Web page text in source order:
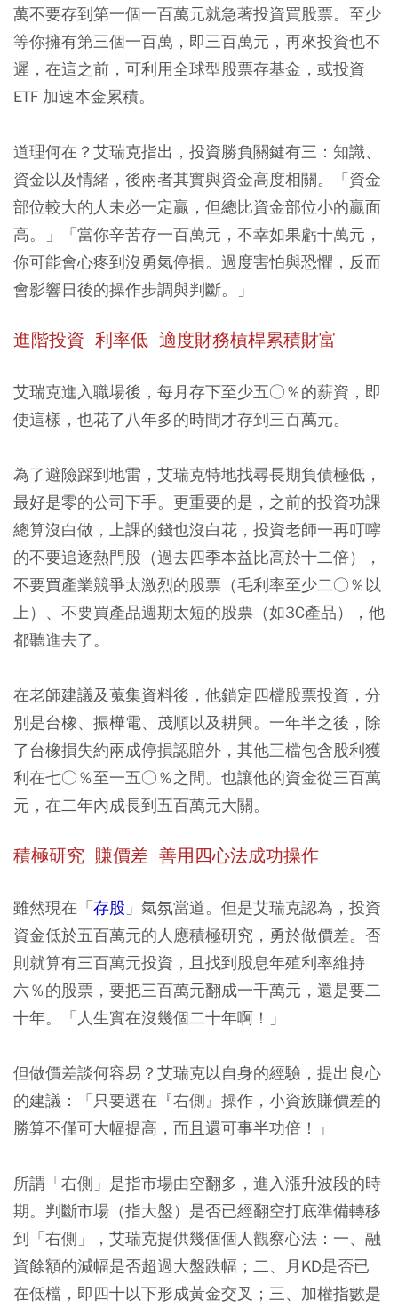
萬不要存到第一個一百萬元就急著投資買股票。至少
等你擁有第三個一百萬，即三百萬元，再來投資也不
遲，在這之前，可利用全球型股票存基金，或投資
ETF 加速本金累積。
道理何在？艾瑞克指出，投資勝負關鍵有三：知識、
資金以及情緒，後兩者其實與資金高度相關。「資金
部位較大的人未必一定贏，但總比資金部位小的贏面
高。」「當你辛苦存一百萬元，不幸如果虧十萬元，
你可能會心疼到沒勇氣停損。過度害怕與恐懼，反而
會影響日後的操作步調與判斷。」
進階投資 利率低 適度財務槓桿累積財富
艾瑞克進入職場後，每月存下至少五○％的薪資，即
使這樣，也花了八年多的時間才存到三百萬元。
為了避險踩到地雷，艾瑞克特地找尋長期負債極低，
最好是零的公司下手。更重要的是，之前的投資功課
總算沒白做，上課的錢也沒白花，投資老師一再叮嚀
的不要追逐熱門股（過去四季本益比高於十二倍），
不要買產業競爭太激烈的股票（毛利率至少二○％以
上）、不要買產品週期太短的股票（如3C產品），他
都聽進去了。
在老師建議及蒐集資料後，他鎖定四檔股票投資，分
別是台橡、振樺電、茂順以及耕興。一年半之後，除
了台橡損失約兩成停損認賠外，其他三檔包含股利獲
利在七○％至一五○％之間。也讓他的資金從三百萬
元，在二年內成長到五百萬元大關。
積極研究 賺價差 善用四心法成功操作
雖然現在「存股 」氣氛當道。但是艾瑞克認為，投資
資金低於五百萬元的人應積極研究，勇於做價差。否
則就算有三百萬元投資，且找到股息年殖利率維持
六％的股票，要把三百萬元翻成一千萬元，還是要二
十年。「人生實在沒幾個二十年啊！」
但做價差談何容易？艾瑞克以自身的經驗，提出良心
的建議：「只要選在『右側』操作，小資族賺價差的
勝算不僅可大幅提高，而且還可事半功倍！」
所謂「右側」是指市場由空翻多，進入漲升波段的時
期。判斷市場（指大盤）是否已經翻空打底準備轉移
到「右側」，艾瑞克提供幾個個人觀察心法：一、融
資餘額的減幅是否超過大盤跌幅；二、月KD是否已
在低檔，即四十以下形成黃金交叉；三、加權指數是